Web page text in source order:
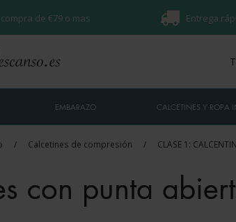
de €79 o mas Entrega
EMBARAZO CALCETINES Y ROPA
/ Calcetines de compresión / CLASE 1:
con punta